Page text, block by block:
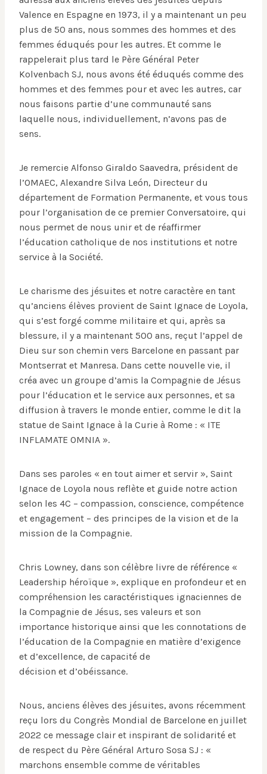
Valence en Espagne en 1973, il y a maintenant un peu
plus de 50 ans, nous sommes des hommes et des
femmes éduqués pour les autres. Et comme le
rappelerait plus tard le Père Général Peter
Kolvenbach SJ, nous avons été éduqués comme des
hommes et des femmes pour et avec les autres, car
nous faisons partie d’une communauté sans
laquelle nous, individuellement, n’avons pas de
sens.
Je remercie Alfonso Giraldo Saavedra, président de
l’OMAEC, Alexandre Silva León, Directeur du
département de Formation Permanente, et vous tous
pour l’organisation de ce premier Conversatoire, qui
nous permet de nous unir et de réaffirmer
l’éducation catholique de nos institutions et notre
service à la Société.
Le charisme des jésuites et notre caractère en tant
qu’anciens élèves provient de Saint Ignace de Loyola,
qui s’est forgé comme militaire et qui, après sa
blessure, il y a maintenant 500 ans, reçut l’appel de
Dieu sur son chemin vers Barcelone en passant par
Montserrat et Manresa. Dans cette nouvelle vie, il
créa avec un groupe d’amis la Compagnie de Jésus
pour l’éducation et le service aux personnes, et sa
diffusion à travers le monde entier, comme le dit la
statue de Saint Ignace à la Curie à Rome : « ITE
INFLAMATE OMNIA ».
Dans ses paroles « en tout aimer et servir », Saint
Ignace de Loyola nous reflète et guide notre action
selon les 4C – compassion, conscience, compétence
et engagement – des principes de la vision et de la
mission de la Compagnie.
Chris Lowney, dans son célèbre livre de référence «
Leadership héroïque », explique en profondeur et en
compréhension les caractéristiques ignaciennes de
la Compagnie de Jésus, ses valeurs et son
importance historique ainsi que les connotations de
l’éducation de la Compagnie en matière d’exigence
et d’excellence, de capacité de
décision et d’obéissance.
Nous, anciens élèves des jésuites, avons récemment
reçu lors du Congrès Mondial de Barcelone en juillet
2022 ce message clair et inspirant de solidarité et
de respect du Père Général Arturo Sosa SJ : «
marchons ensemble comme de véritables